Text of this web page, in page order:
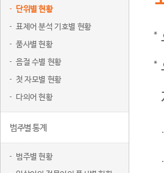
단위별 현황
표제어 분석 기호별 현황
품사별 현황
음절 수별 현황
첫 자모별 현황
다의어 현황
범주별 통계
범주별 현황